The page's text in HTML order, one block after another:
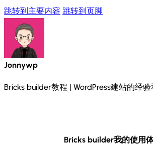
跳转到主要内容 跳转到页脚
Jonnywp
Bricks builder教程 | WordPress建站的经
Bricks builder我的使用